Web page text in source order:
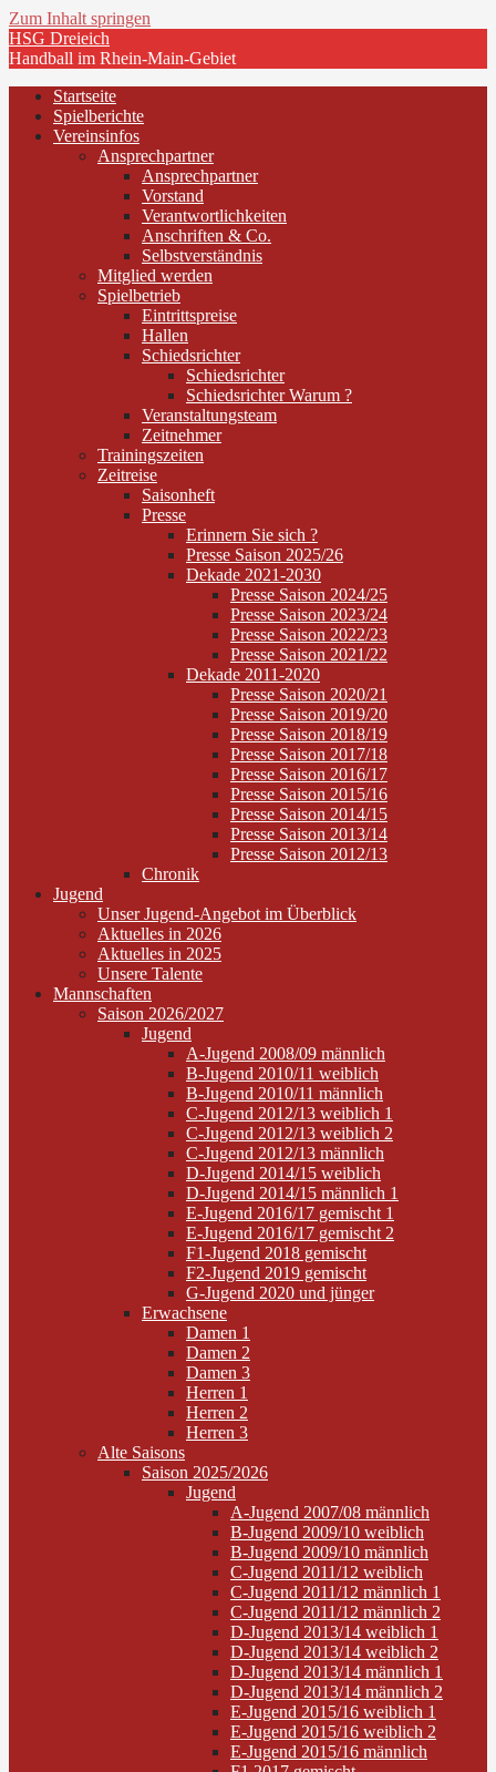
Zum Inhalt springen
HSG Dreieich
Handball im Rhein-Main-Gebiet
Startseite
Spielberichte
Vereinsinfos
Ansprechpartner
Ansprechpartner
Vorstand
Verantwortlichkeiten
Anschriften & Co.
Selbstverständnis
Mitglied werden
Spielbetrieb
Eintrittspreise
Hallen
Schiedsrichter
Schiedsrichter
Schiedsrichter Warum ?
Veranstaltungsteam
Zeitnehmer
Trainingszeiten
Zeitreise
Saisonheft
Presse
Erinnern Sie sich ?
Presse Saison 2025/26
Dekade 2021-2030
Presse Saison 2024/25
Presse Saison 2023/24
Presse Saison 2022/23
Presse Saison 2021/22
Dekade 2011-2020
Presse Saison 2020/21
Presse Saison 2019/20
Presse Saison 2018/19
Presse Saison 2017/18
Presse Saison 2016/17
Presse Saison 2015/16
Presse Saison 2014/15
Presse Saison 2013/14
Presse Saison 2012/13
Chronik
Jugend
Unser Jugend-Angebot im Überblick
Aktuelles in 2026
Aktuelles in 2025
Unsere Talente
Mannschaften
Saison 2026/2027
Jugend
A-Jugend 2008/09 männlich
B-Jugend 2010/11 weiblich
B-Jugend 2010/11 männlich
C-Jugend 2012/13 weiblich 1
C-Jugend 2012/13 weiblich 2
C-Jugend 2012/13 männlich
D-Jugend 2014/15 weiblich
D-Jugend 2014/15 männlich 1
E-Jugend 2016/17 gemischt 1
E-Jugend 2016/17 gemischt 2
F1-Jugend 2018 gemischt
F2-Jugend 2019 gemischt
G-Jugend 2020 und jünger
Erwachsene
Damen 1
Damen 2
Damen 3
Herren 1
Herren 2
Herren 3
Alte Saisons
Saison 2025/2026
Jugend
A-Jugend 2007/08 männlich
B-Jugend 2009/10 weiblich
B-Jugend 2009/10 männlich
C-Jugend 2011/12 weiblich
C-Jugend 2011/12 männlich 1
C-Jugend 2011/12 männlich 2
D-Jugend 2013/14 weiblich 1
D-Jugend 2013/14 weiblich 2
D-Jugend 2013/14 männlich 1
D-Jugend 2013/14 männlich 2
E-Jugend 2015/16 weiblich 1
E-Jugend 2015/16 weiblich 2
E-Jugend 2015/16 männlich